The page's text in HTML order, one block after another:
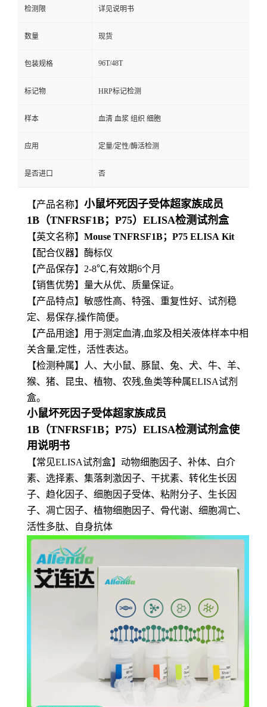
检测限 详见说明书
数量 现货
包装规格 96T/48T
标记物 HRP标记检测
样本 血清 血浆 组织 细胞
应用 定量/定性/酶活检测
是否进口 否
【产品名称】 小鼠坏死因子受体超家族成员
1B（TNFRSF1B；P75）ELISA检测试剂盒
【英文名称】 Mouse TNFRSF1B；P75 ELISA Kit
【配合仪器】酶标仪
【产品保存】2-8℃,有效期6个月
【销售优势】量大从优、质量保证。
【产品特点】敏感性高、特强、重复性好、试剂稳
定、易保存,操作简便。
【产品用途】用于测定血清,血浆及相关液体样本中相
关含量,定性，活性表达。
【检测种属】人、大小鼠、豚鼠、兔、犬、牛、羊、
猴、猪、昆虫、植物、农残,鱼类等种属ELISA试剂
盒。
小鼠坏死因子受体超家族成员
1B（TNFRSF1B；P75）ELISA检测试剂盒使
用说明书
【常见ELISA试剂盒】动物细胞因子、补体、白介
素、选择素、集落刺激因子、干扰素、转化生长因
子、趋化因子、细胞因子受体、粘附分子、生长因
子、凋亡因子、植物细胞因子、骨代谢、细胞凋亡、
活性多肽、自身抗体